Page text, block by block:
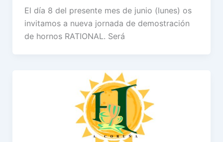
El día 8 del presente mes de junio (lunes) os
invitamos a nueva jornada de demostración
de hornos RATIONAL. Será